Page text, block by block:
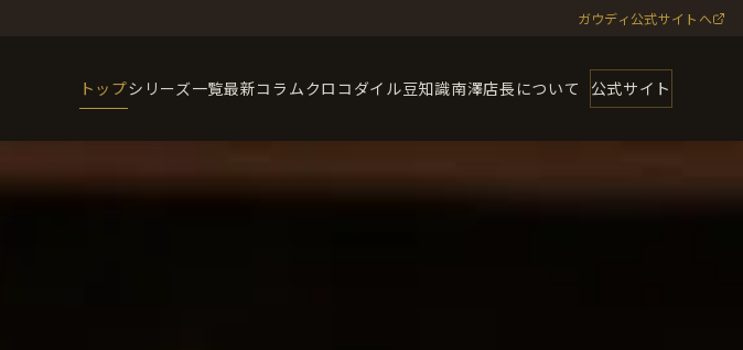
ガウディ公式サイトへ
トップシリーズ一覧最新コラムクロコダイル豆知識南澤店長について 公式サイト